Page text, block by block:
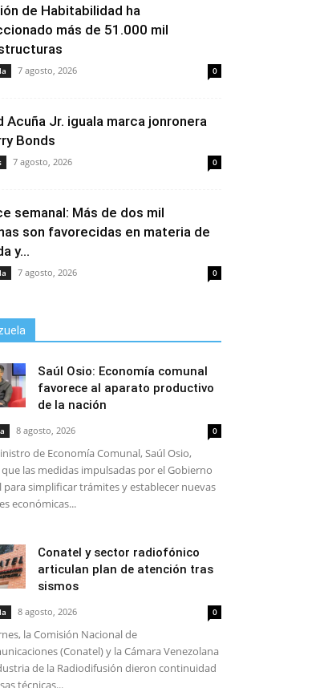
de Habitabilidad ha
más de 51.000 mil
7 agosto, 2026 0
Acuña Jr. iguala marca jonronera
Bonds
7 agosto, 2026 0
semanal: Más de dos mil
son favorecidas en materia de
y...
7 agosto, 2026 0
Saúl Osio: Economía comunal
favorece al aparato productivo
de la nación
8 agosto, 2026 0
de Economía Comunal, Saúl Osio,
las medidas impulsadas por el Gobierno
para simplificar trámites y establecer nuevas
económicas...
Conatel y sector radiofónico
articulan plan de atención tras
sismos
8 agosto, 2026 0
la Comisión Nacional de
(Conatel) y la Cámara Venezolana
de la Radiodifusión dieron continuidad
técnicas...